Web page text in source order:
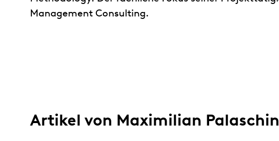
Management Consulting.
Artikel von Maximilian